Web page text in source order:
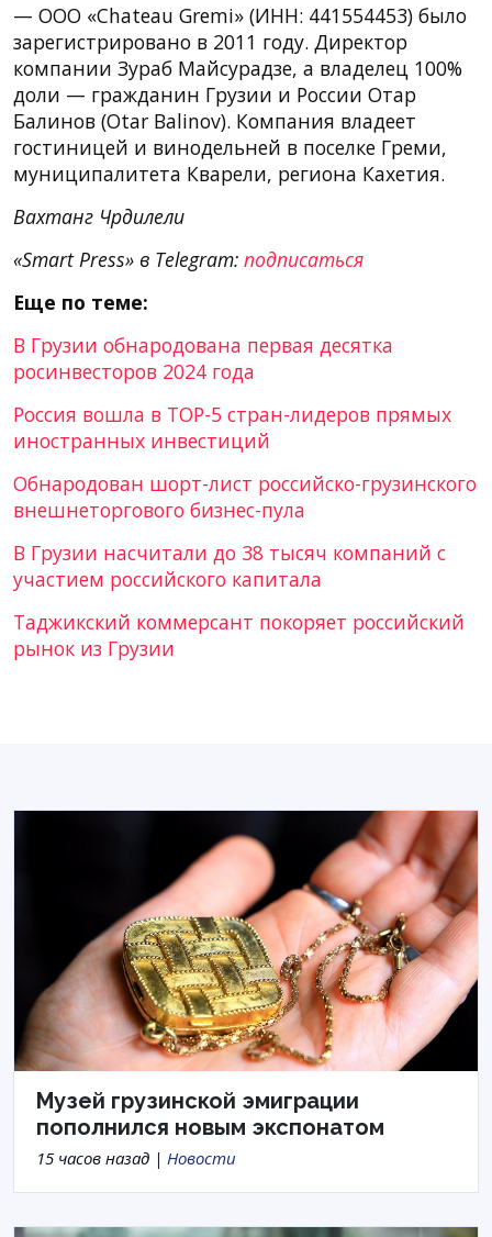
— ООО «Chateau Gremi» (ИНН: 441554453) было
зарегистрировано в 2011 году. Директор
компании Зураб Майсурадзе, а владелец 100%
доли — гражданин Грузии и России Отар
Балинов (Otar Balinov). Компания владеет
гостиницей и винодельней в поселке Греми,
муниципалитета Кварели, региона Кахетия.
Вахтанг Чрдилели
«Smart Press» в Telegram: подписаться
Еще по теме:
В Грузии обнародована первая десятка
росинвесторов 2024 года
Россия вошла в TOP-5 стран-лидеров прямых
иностранных инвестиций
Обнародован шорт-лист российско-грузинского
внешнеторгового бизнес-пула
В Грузии насчитали до 38 тысяч компаний с
участием российского капитала
Таджикский коммерсант покоряет российский
рынок из Грузии
Музей грузинской эмиграции
пополнился новым экспонатом
15 часов назад | Новости